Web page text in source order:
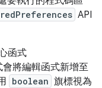
API
函式
會將編輯函式新增至
boolean 旗標視為